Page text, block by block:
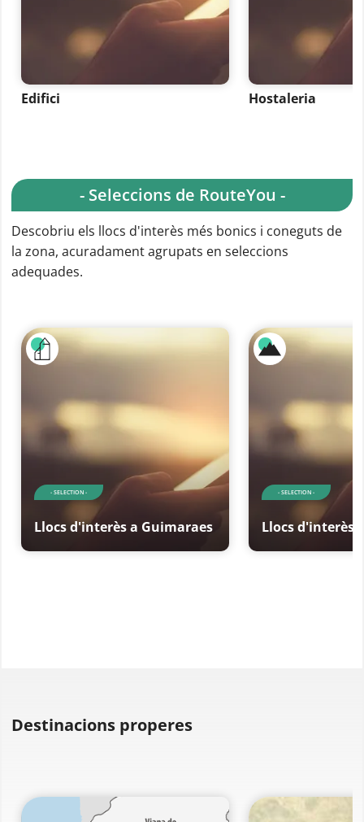
Edifici Hostaleria
- Seleccions de RouteYou -
Descobriu els llocs d'interès més bonics i coneguts de
la zona, acuradament agrupats en seleccions
adequades.
- SELECTION -
Llocs d'interès a Guimaraes
- SELECTION -
Llocs d'interès
Destinacions properes